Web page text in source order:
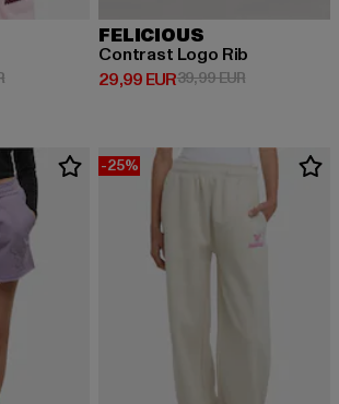
EUR
Aktionspreis: 49,99 EUR
FELICIOUS
Contrast Logo Rib
29,99 EUR
Derzeitiger Preis: 29,99 EUR
39,99 EURAktionspreis:
-25%